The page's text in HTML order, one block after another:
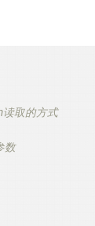
取的方式
数